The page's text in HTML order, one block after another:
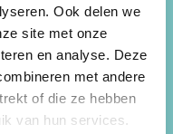
Ook delen we
site met onze
en analyse. Deze
met andere
of die ze hebben
van hun services.
over